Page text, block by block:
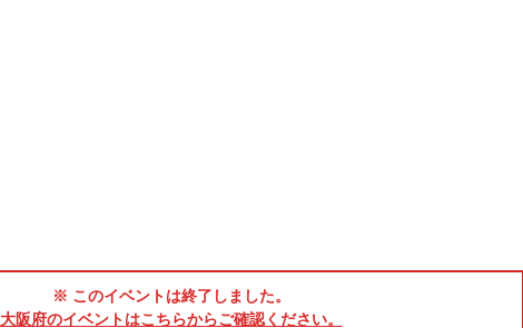
※ このイベントは終了しました。
大阪府のイベントはこちらからご確認ください。